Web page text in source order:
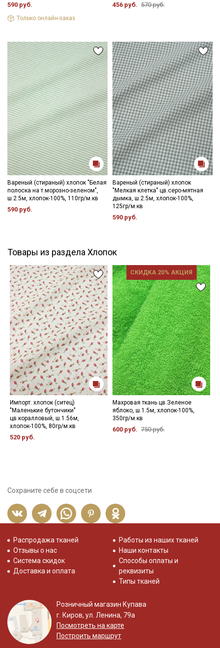
590 руб.
Только онлайн-заказ
456 руб. 570 руб.
Вареный (стираный) хлопок "Белая
полоска на т.морозно-зеленом",
ш.2.5м, хлопок-100%, 110гр/м.кв
590 руб.
Вареный (стираный) хлопок
"Мелкая клетка" цв.серо-мятная
дымка, ш.2.5м, хлопок-100%,
125гр/м.кв
590 руб.
Товары из раздела Хлопок
Импорт. хлопок (ситец)
"Маленькие бутончики"
цв.коралловый, ш.1.56м,
хлопок-100%, 80гр/м.кв
520 руб.
СКИДКА 20% АКЦИЯ
Махровая ткань цв.Зеленое
яблоко, ш.1.5м, хлопок-100%,
350гр/м.кв
600 руб. 750 руб.
Сохраните себе в соцсети
Распродажа тканей
Отзывы о нас
Система скидок
Доставка и оплата
Работы из наших тканей
Наши контакты
Способы оплаты и
реквизиты
Типы тканей
Розничный магазин Купава
г. Киров, ул. Ленина, 79а
Посмотреть на карте
Построить маршрут